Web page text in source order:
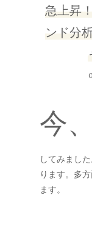
急上昇
ンド分
今、
してみまし
ります。多
ます。